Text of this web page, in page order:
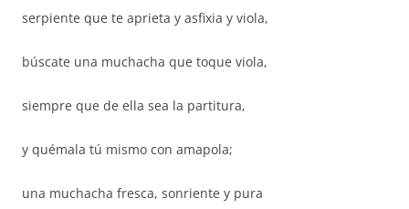
serpiente que te aprieta y asfixia y viola,
búscate una muchacha que toque viola,
siempre que de ella sea la partitura,
y quémala tú mismo con amapola;
una muchacha fresca, sonriente y pura